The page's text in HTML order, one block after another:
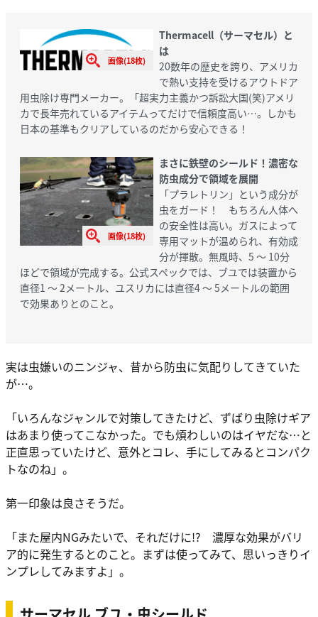
画像(18枚)
Thermacell（サーマセル）と
は
20数年の歴史を誇り、アメリカ
で熱い支持を受けるアウトドア
用虫除け専門メーカー。「超実力主義かつ訴訟大国(笑)アメリ
カで長年売れているアイテムってだけで信頼度高い…。しかも
日本の基準もクリアしているのだから安心できる！
画像(18枚)
まさに鉄壁のシールド！濃密な
防虫成分で領域を展開
「プラレトリン」という成分が
虫をガード！ もちろん人体へ
の安全性は高い。ガスによって
専用マットが温められ、有効成
分が揮散。無風時、5 ～ 10分
ほどで領域が完成する。公式スペックでは、ブユでは装置から
直径1 ～ 2メートル、ユスリカには直径4 ～ 5メートルの範囲
で効果ありとのこと。
実は虫嫌いのニンジャ、昔から防虫に気配りしてきていた
が…。
「いろんなジャンルで対策してきたけど、ずばり虫除けギア
はあまり使ってこなかった。でも煩わしいのはイヤだな…と
正直思っていたけど、意外とコレ、手にしてみるとコンパク
トなのね」。
第一印象は良さそうだ。
「また屋内NGみたいで、それだけに!? 濃厚な効果がバリ
ア的に発生するとのこと。まずは使ってみて、思いっきりイ
ンプレしてみますよ」。